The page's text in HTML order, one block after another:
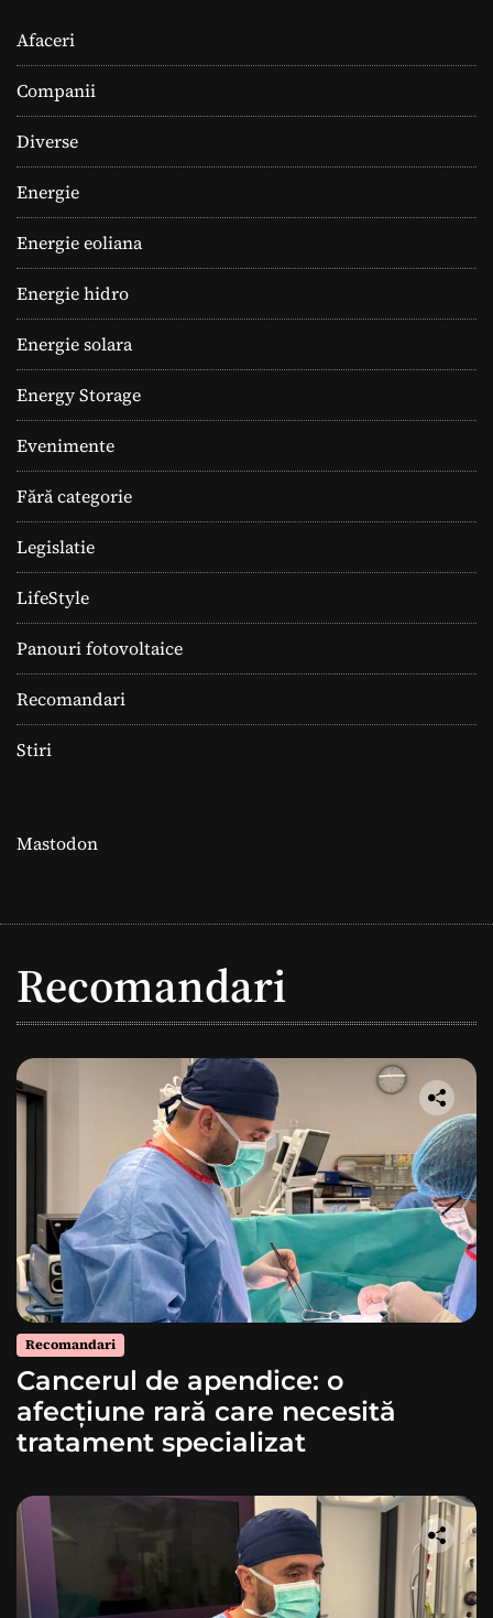
Afaceri
Companii
Diverse
Energie
Energie eoliana
Energie hidro
Energie solara
Energy Storage
Evenimente
Fără categorie
Legislatie
LifeStyle
Panouri fotovoltaice
Recomandari
Stiri
Mastodon
Recomandari
Recomandari
Cancerul de apendice: o
afecțiune rară care necesită
tratament specializat